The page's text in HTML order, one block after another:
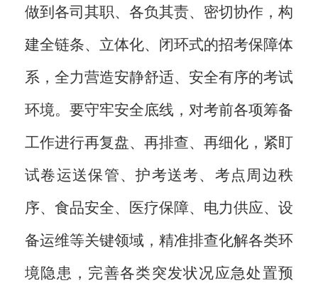
做到各司其职、各负其责、密切协作，构
建全链条、立体化、闭环式的招考保障体
系，全力营造安静舒适、安全有序的考试
环境。要守牢安全底线，对考前各项筹备
工作进行再复盘、再排查、再细化，紧盯
试卷运送保管、护考送考、考点周边秩
序、食品安全、医疗保障、电力供应、设
备运维等关键领域，精准排查化解各类环
境隐患，完善各类突发状况应急处置预